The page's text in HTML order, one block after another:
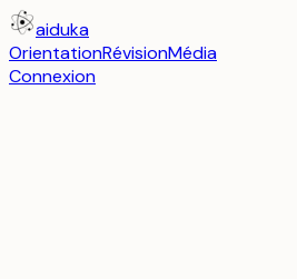
aiduka
OrientationRévisionMédia
Connexion